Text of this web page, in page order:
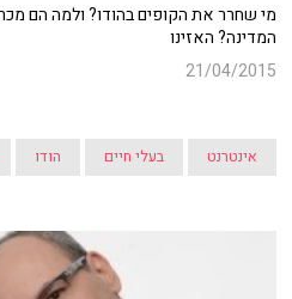
מי שחרר את הקופים בהודו? ולמה הם
המדינה? האזינו
21/04/2015
אינטרנט בעלי חיים הודו